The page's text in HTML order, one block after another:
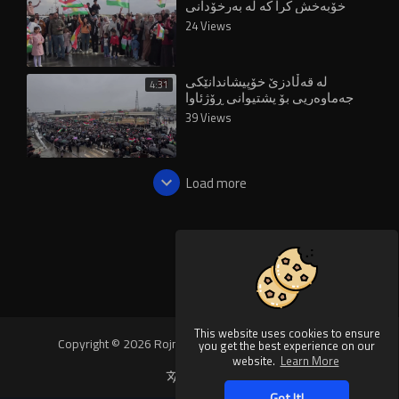
This website uses cookies to ensure
you get the best experience on our
website. Learn More
خۆبەخش کرا کە لە بەرخۆدانی
ڕۆژئاوا گەڕانەوە
24 Views
4:31 لە قەڵادزێ خۆپیشاندانێکی
جەماوەریی بۆ پشتیوانی ڕۆژئاوا
بەڕێوەچوو
39 Views
Load more
Copyright © 2026 Rojnews Video. All rights reserved.
Language